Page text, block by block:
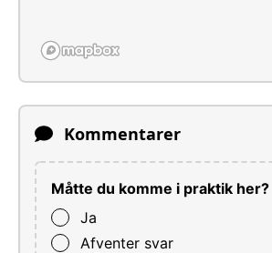
Kommentarer
Måtte du komme i praktik her?
Ja
Afventer svar